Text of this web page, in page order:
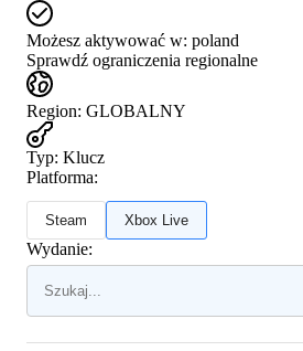
Możesz aktywować w: poland
Sprawdź ograniczenia regionalne
Region: GLOBALNY
Typ: Klucz
Platforma:
Steam Xbox Live
Wydanie: